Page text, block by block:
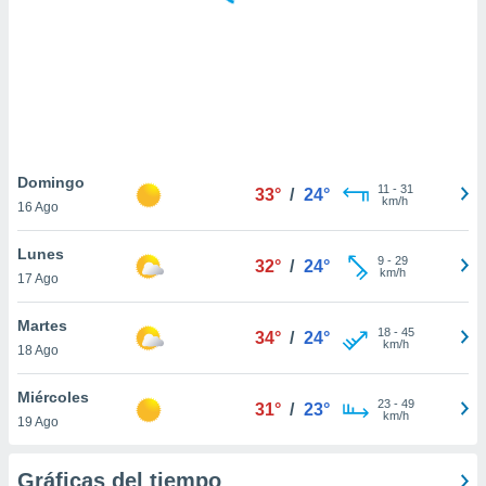
similares
como
sitio
de
traten tus
en
interés
su
Domingo
16 Ago
33° / 24° 11 - 31
km/h
Lunes
17 Ago
32° / 24° 9- 29
km/h
Martes
18 Ago
34° / 24° 18- 45
km/h
Miércoles
19 Ago
31° / 23° 23- 49
km/h
Gráficas del tiempo